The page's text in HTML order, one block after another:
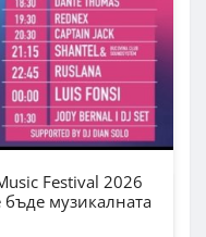
Festival 2026
бъде музикалната